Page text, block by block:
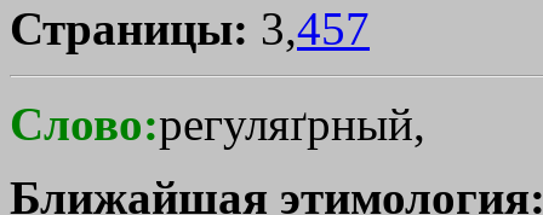
Страницы: 3,457
Слово:регуляґрный,
Ближайшая